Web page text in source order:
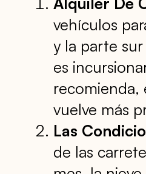
vehículos
y la parte
es
recomienda,
vuelve más
Las
de las